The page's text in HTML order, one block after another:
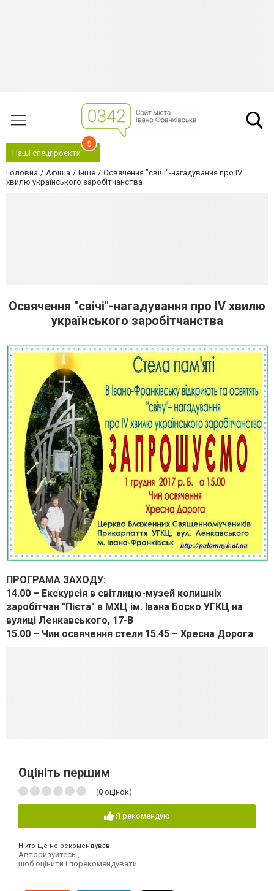
Наші спецпроєкти
5
Головна Афіша Інше
Освячення "свічі"-нагадування про ІV
хвилю українського заробітчанства
Освячення "свічі"-нагадування про ІV хвилю
українського заробітчанства
ПРОГРАМА ЗАХОДУ:
14.00 – Екскурсія в світлицю-музей колишніх
заробітчан "Пієта" в МХЦ ім. Івана Боско УГКЦ на
вулиці Ленкавського, 17-В
15.00 – Чин освячення стели 15.45 – Хресна Дорога
Оцініть першим
(0 оцінок)
Я рекомендую
Ніхто ще не рекомендував
Авторизуйтесь ,
щоб оцінити і порекомендувати